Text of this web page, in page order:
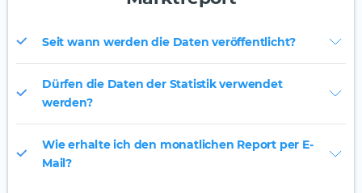
Seit wann werden die Daten veröffentlicht?
Dürfen die Daten der Statistik verwendet
werden?
Wie erhalte ich den monatlichen Report per E-
Mail?